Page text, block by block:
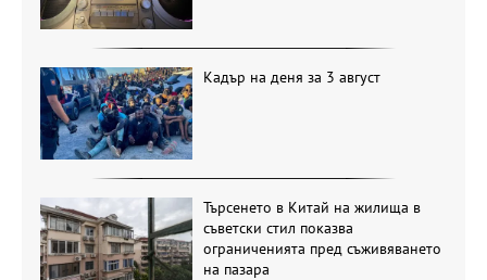
Кадър на деня за 3 август
Търсенето в Китай на жилища в
съветски стил показва
ограниченията пред съживяването
на пазара